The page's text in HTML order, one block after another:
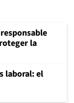
la
laboral: el